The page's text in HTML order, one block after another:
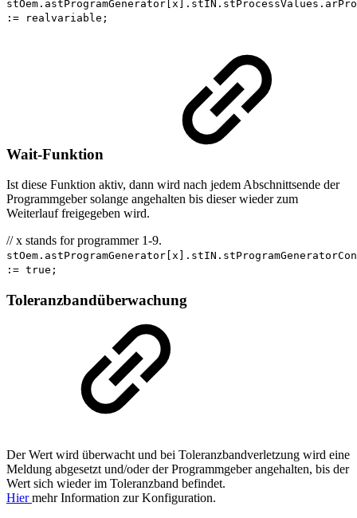
:= realvariable;
Wait-Funktion
Ist diese Funktion aktiv, dann wird nach jedem Abschnittsende der
Programmgeber solange angehalten bis dieser wieder zum
Weiterlauf freigegeben wird.
// x stands for programmer 1-9.
:= true;
Toleranzbandüberwachung
Der Wert wird überwacht und bei Toleranzbandverletzung wird eine
Meldung abgesetzt und/oder der Programmgeber angehalten, bis der
Wert sich wieder im Toleranzband befindet.
Hiermehr Information zur Konfiguration.